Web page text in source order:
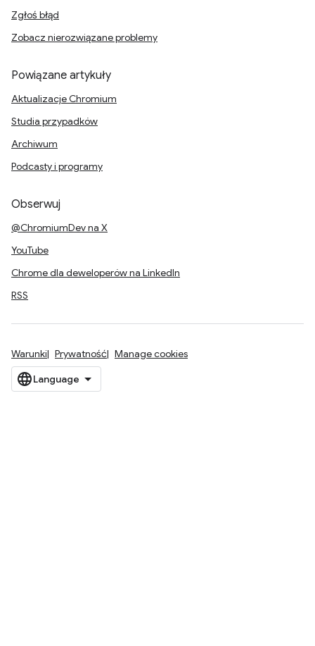
Zgłoś błąd
Zobacz nierozwiązane problemy
Powiązane artykuły
Aktualizacje Chromium
Studia przypadków
Archiwum
Podcasty i programy
Obserwuj
@ChromiumDev na X
YouTube
Chrome dla deweloperów na LinkedIn
RSS
Warunki Prywatność Manage cookies